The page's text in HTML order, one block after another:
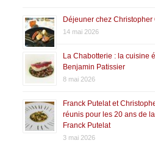
Déjeuner chez Christopher
14 mai 2026
La Chabotterie : la cuisine
Benjamin Patissier
8 mai 2026
Franck Putelat et
réunis pour les 20 ans de
Franck Putelat
3 mai 2026